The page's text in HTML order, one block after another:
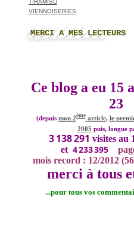
TIRAMISU
VIENNOISERIES
MERCI A MES LECTEURS
Ce blog a eu 15
23
(depuis mon 2èmearticle, le
2005 puis, longue
3 138 291 visites au
et 4 233 395
mois record : 12/2012
merci à tous
...pour tous vos